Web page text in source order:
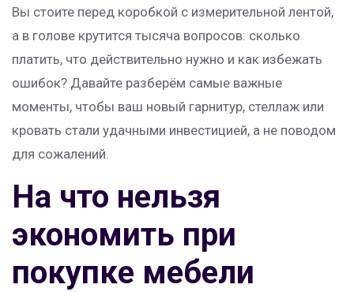
Вы стоите перед коробкой с измерительной лентой,
а в голове крутится тысяча вопросов: сколько
платить, что действительно нужно и как избежать
ошибок? Давайте разберём самые важные
моменты, чтобы ваш новый гарнитур, стеллаж или
кровать стали удачными инвестицией, а не поводом
для сожалений.
На что нельзя
экономить при
покупке мебели